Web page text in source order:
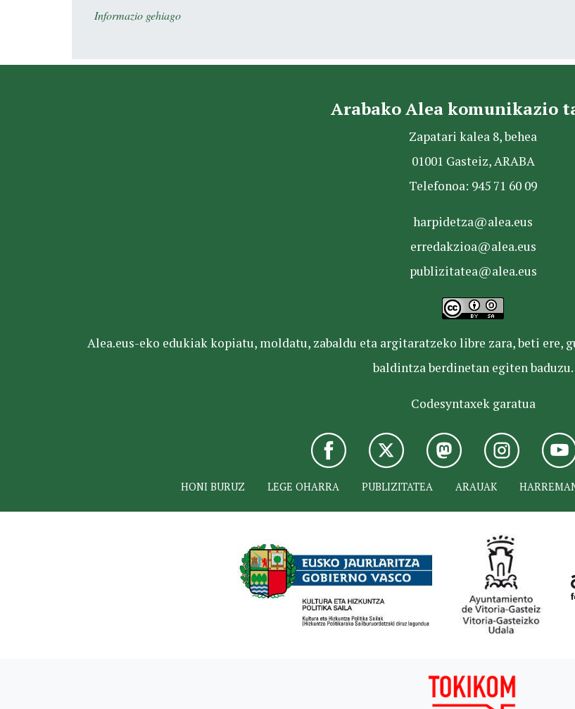
Informazio gehiago
Arabako Alea komunikazio
Zapatari kalea 8, behea
01001 Gasteiz, ARABA
Telefonoa: 945 71 60 09
harpidetza@alea.eus
erredakzioa@alea.eus
publizitatea@alea.eus
Alea.eus-eko edukiak kopiatu, moldatu, zabaldu eta argitaratzeko libre zara, beti ere,
baldintza berdinetan egiten baduzu.
Codesyntaxek garatua
HONI BURUZ LEGE OHARRA PUBLIZITATEA ARAUAK